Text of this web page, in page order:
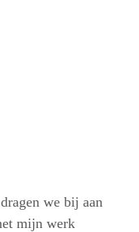
we bij aan
mijn werk